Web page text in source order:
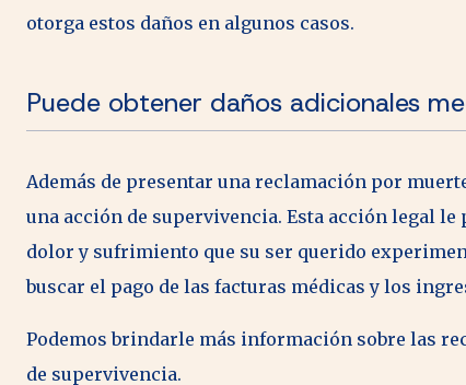
otorga estos daños en algunos casos.
Puede obtener daños adicionales
Además de presentar una reclamación por
una acción de supervivencia. Esta acción legal
dolor y sufrimiento que su ser querido
buscar el pago de las facturas médicas y los
Podemos brindarle más información sobre las
de supervivencia.